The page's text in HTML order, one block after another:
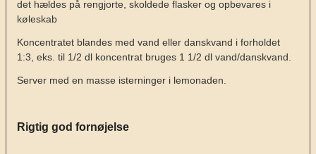
det hældes på rengjorte, skoldede flasker og opbevares i
køleskab
Koncentratet blandes med vand eller danskvand i forholdet
1:3, eks. til 1/2 dl koncentrat bruges 1 1/2 dl vand/danskvand.
Server med en masse isterninger i lemonaden.
Rigtig god fornøjelse